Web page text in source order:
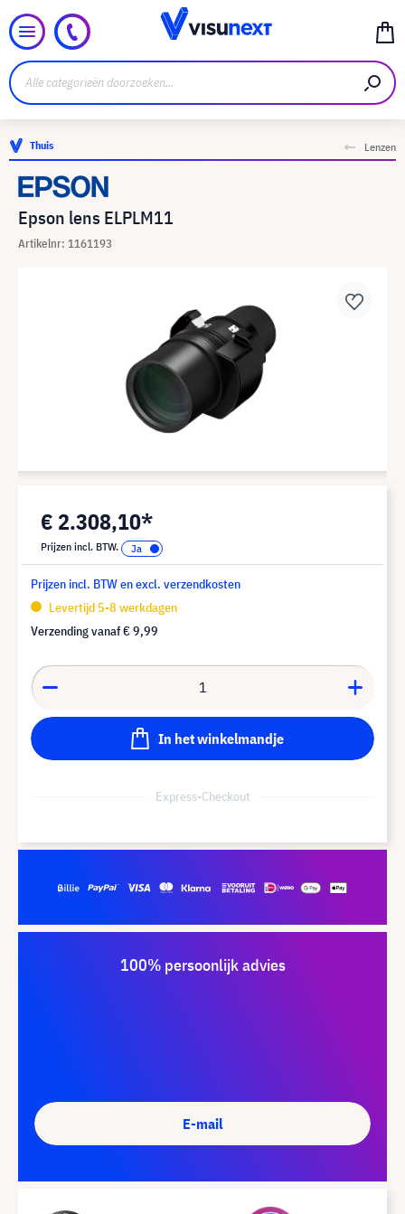
Thuis Lenzen
Epson lens ELPLM11
Artikelnr: 1161193
€ 2.308,10*
Prijzen incl. BTW.
Prijzen incl. BTW en excl. verzendkosten
Levertijd 5-8 werkdagen
Verzending vanaf€ 9,99
In het winkelmandje
Express-Checkout
100% persoonlijk advies
E-mail